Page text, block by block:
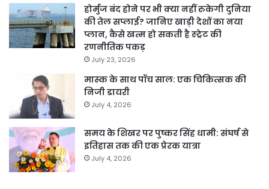
होर्मुज बंद होने पर भी क्या नहीं रुकेगी दुनिया
की तेल सप्लाई? जानिए खाड़ी देशों का नया
प्लान, कैसे खत्म हो सकती है स्ट्रेट की
रणनीतिक पकड़
July 23, 2026
मास्क के साथ पॉच साल: एक चिकित्सक की
निजी डायरी
July 4, 2026
समय के शिखर पर पुष्कर सिंह धामी: संघर्ष से
इतिहास तक की एक प्रेरक यात्रा
July 4, 2026